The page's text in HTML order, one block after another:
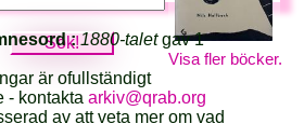
Visa fler böcker.
:1880-taletgav 1
är ofullständigt
- kontaktaarkiv@qrab.org
av att veta mer om vad